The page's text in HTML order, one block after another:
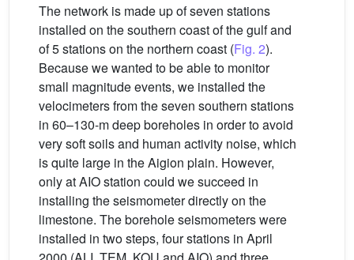
The network is made up of seven stations
installed on the southern coast of the gulf and
of 5 stations on the northern coast (Fig. 2).
Because we wanted to be able to monitor
small magnitude events, we installed the
velocimeters from the seven southern stations
in 60–130-m deep boreholes in order to avoid
very soft soils and human activity noise, which
is quite large in the Aigion plain. However,
only at AIO station could we succeed in
installing the seismometer directly on the
limestone. The borehole seismometers were
installed in two steps, four stations in April